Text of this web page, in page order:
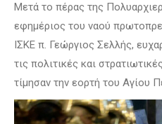
Μετά το πέρας της
εφημέριος του ναού
ΙΣΚΕ π. Γεώργιος Σελλής,
τις πολιτικές και
τίμησαν την εορτή του Αγίου